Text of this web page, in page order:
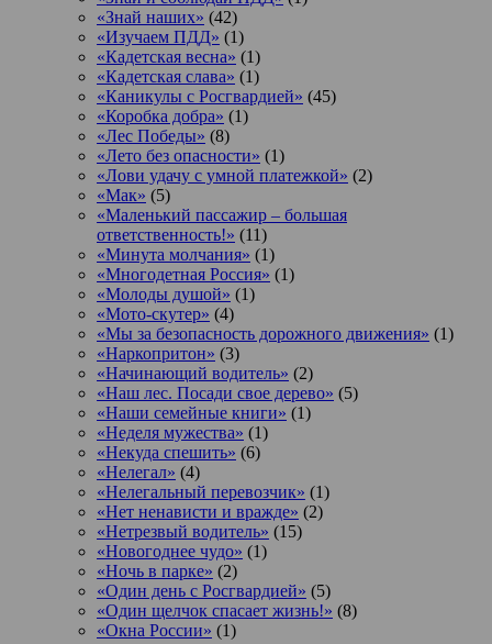
«Знай наших» (42)
«Изучаем ПДД» (1)
«Кадетская весна» (1)
«Кадетская слава» (1)
«Каникулы с Росгвардией» (45)
«Коробка добра» (1)
«Лес Победы» (8)
«Лето без опасности» (1)
«Лови удачу с умной платежкой» (2)
«Мак» (5)
«Маленький пассажир – большая
ответственность!» (11)
«Минута молчания» (1)
«Многодетная Россия» (1)
«Молоды душой» (1)
«Мото-скутер» (4)
«Мы за безопасность дорожного движения» (1)
«Наркопритон» (3)
«Начинающий водитель» (2)
«Наш лес. Посади свое дерево» (5)
«Наши семейные книги» (1)
«Неделя мужества» (1)
«Некуда спешить» (6)
«Нелегал» (4)
«Нелегальный перевозчик» (1)
«Нет ненависти и вражде» (2)
«Нетрезвый водитель» (15)
«Новогоднее чудо» (1)
«Ночь в парке» (2)
«Один день с Росгвардией» (5)
«Один щелчок спасает жизнь!» (8)
«Окна России» (1)